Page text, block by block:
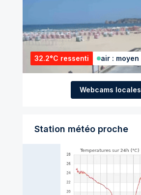
32.2°C ressenti air : moyen
Webcams locales
Station météo proche